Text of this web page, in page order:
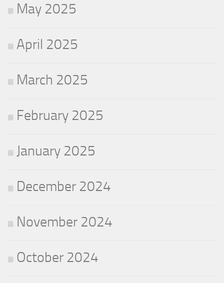
May 2025
April 2025
March 2025
February 2025
January 2025
December 2024
November 2024
October 2024